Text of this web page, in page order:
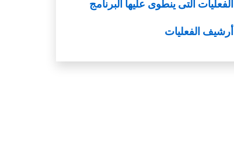
الفعليات التى ينطوى عليها البرنامج
أرشيف الفعليات